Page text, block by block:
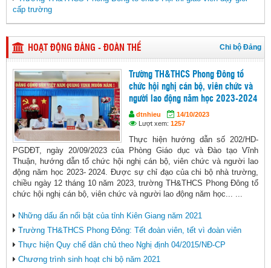
cấp trường
HOẠT ĐỘNG ĐẢNG - ĐOÀN THỂ Chi bộ Đảng
Trường TH&THCS Phong Đông tổ
chức hội nghị cán bộ, viên chức và
người lao động năm học 2023-2024
dtnhieu
14/10/2023
Lượt xem: 1257
Thực hiện hướng dẫn số 202/HD-
PGDĐT, ngày 20/09/2023 của Phòng Giáo dục và Đào tạo Vĩnh
Thuận, hướng dẫn tổ chức hội nghị cán bộ, viên chức và người lao
động năm học 2023- 2024. Được sự chỉ đạo của chi bộ nhà trường,
chiều ngày 12 tháng 10 năm 2023, trường TH&THCS Phong Đông tổ
chức hội nghị cán bộ, viên chức và người lao động năm học... ...
Những dấu ấn nổi bật của tỉnh Kiên Giang năm 2021
Trường TH&THCS Phong Đông: Tết đoàn viên, tết vì đoàn viên
Thực hiện Quy chế dân chủ theo Nghị định 04/2015/NĐ-CP
Chương trình sinh hoạt chi bộ năm 2021